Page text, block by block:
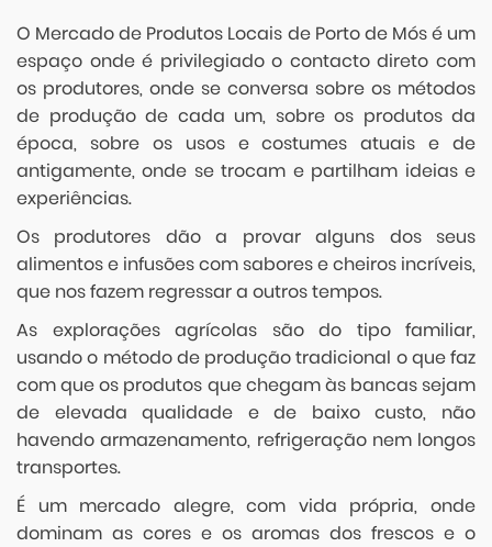
O Mercado de Produtos Locais de Porto de Mós é um
espaço onde é privilegiado o contacto direto com
os produtores, onde se conversa sobre os métodos
de produção de cada um, sobre os produtos da
época, sobre os usos e costumes atuais e de
antigamente, onde se trocam e partilham ideias e
experiências.
Os produtores dão a provar alguns dos seus
alimentos e infusões com sabores e cheiros incríveis,
que nos fazem regressar a outros tempos.
As explorações agrícolas são do tipo familiar,
usando o método de produção tradicional o que faz
com que os produtos que chegam às bancas sejam
de elevada qualidade e de baixo custo, não
havendo armazenamento, refrigeração nem longos
transportes.
É um mercado alegre, com vida própria, onde
dominam as cores e os aromas dos frescos e o